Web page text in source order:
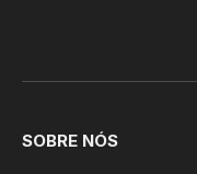
SOBRE NÓS